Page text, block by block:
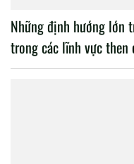
Những định hướng lớn
trong các lĩnh vực then